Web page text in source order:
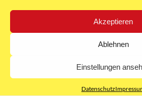
Akzeptieren
Ablehnen
Einstellungen
Datenschutz